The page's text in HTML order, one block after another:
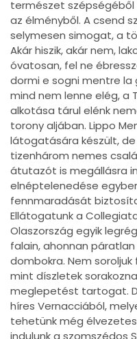
természet
az élményből. A csend
selymesen simogat, a
Akár hiszik, akár nem,
óvatosan, fel ne
dormi e sogni mentre la
mind nem lenne elég, a
alkotása tárul elénk
torony aljában. Lippo
látogatására készült, de
tizenhárom nemes
átutazót is megállásra
elnéptelenedése
fennmaradását
Ellátogatunk a
Olaszország egyik
falain, ahonnan
dombokra. Nem
mint díszletek
meglepetést tartogat.
híres Vernacciából,
tehetünk még
indulunk a szomszédos